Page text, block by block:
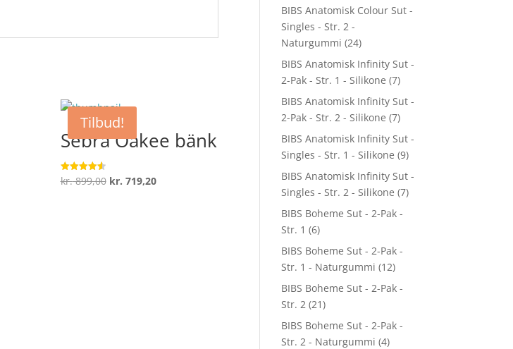
Tilbud!
Sebra Oakee bänk
Vurderet
4.6
kr.899,00 Den
kr. 719,20Den
BIBS Anatomisk Colour Sut -
Singles - Str. 2 -
Naturgummi (24)
BIBS Anatomisk Infinity Sut -
2-Pak - Str. 1 - Silikone (7)
BIBS Anatomisk Infinity Sut -
2-Pak - Str. 2 - Silikone (7)
BIBS Anatomisk Infinity Sut -
Singles - Str. 1 - Silikone (9)
BIBS Anatomisk Infinity Sut -
Singles - Str. 2 - Silikone (7)
BIBS Boheme Sut - 2-Pak -
Str. 1 (6)
BIBS Boheme Sut - 2-Pak -
Str. 1 - Naturgummi (12)
BIBS Boheme Sut - 2-Pak -
Str. 2 (21)
BIBS Boheme Sut - 2-Pak -
Str. 2 - Naturgummi (4)